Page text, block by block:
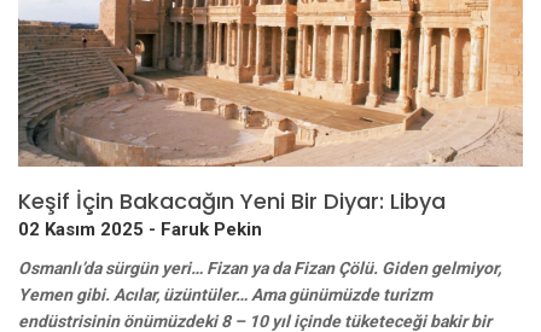
Keşif İçin Bakacağın Yeni Bir Diyar: Libya
02 Kasım 2025 - Faruk Pekin
Osmanlı’da sürgün yeri… Fizan ya da Fizan Çölü. Giden gelmiyor,
Yemen gibi. Acılar, üzüntüler… Ama günümüzde turizm
endüstrisinin önümüzdeki 8 – 10 yıl içinde tüketeceği bakir bir